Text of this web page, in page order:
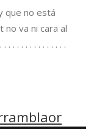
que no está
no va ni cara al
. . . . . . . . . . . . . .